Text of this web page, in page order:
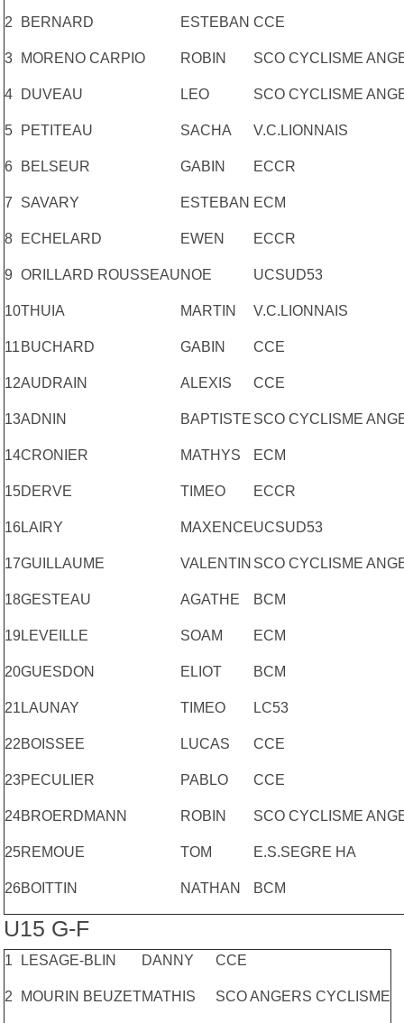
2 BERNARD ESTEBAN CCE
3 MORENO CARPIO ROBIN SCO CYCLISME
4 DUVEAU LEO SCO CYCLISME
5 PETITEAU SACHA V.C.LIONNAIS
6 BELSEUR GABIN ECCR
7 SAVARY ESTEBAN ECM
8 ECHELARD EWEN ECCR
9 ORILLARD ROUSSEAUNOE UCSUD53
10THUIA MARTIN V.C.LIONNAIS
11 BUCHARD GABIN CCE
12AUDRAIN ALEXIS CCE
13ADNIN BAPTISTE SCO CYCLISME
14CRONIER MATHYS ECM
15DERVE TIMEO ECCR
16LAIRY MAXENCEUCSUD53
17GUILLAUME VALENTIN SCO CYCLISME
18GESTEAU AGATHE BCM
19 LEVEILLE SOAM ECM
20GUESDON ELIOT BCM
21 LAUNAY TIMEO LC53
22BOISSEE LUCAS CCE
23PECULIER PABLO CCE
24BROERDMANN ROBIN SCO CYCLISME
25REMOUE TOM E.S.SEGRE HA
26BOITTIN NATHAN BCM
U15 G-F
1 LESAGE-BLIN DANNY CCE
2 MOURIN BEUZETMATHIS SCO ANGERS CYCLISME